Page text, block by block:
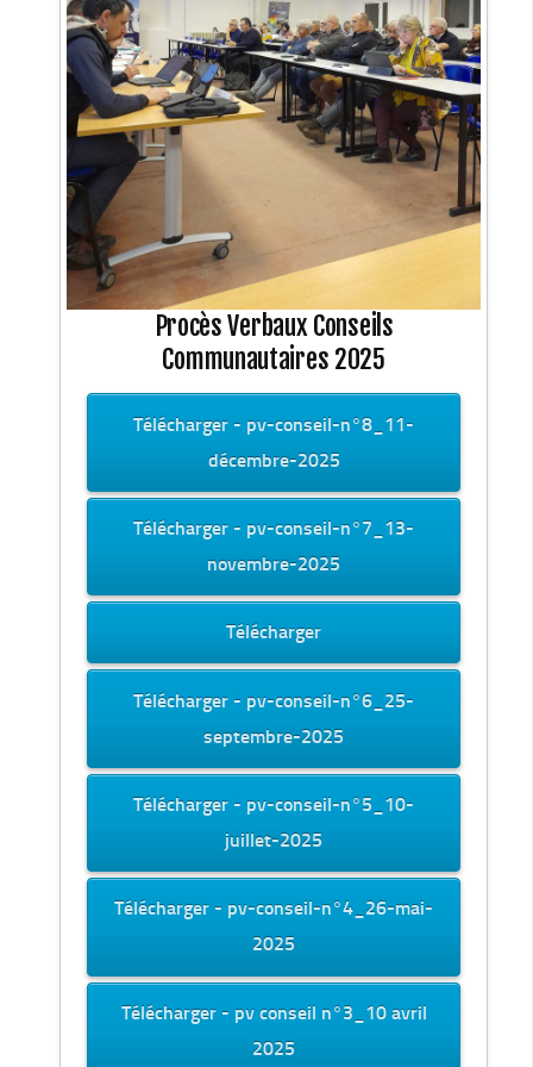
Plan Climat
Transition énergétique
Espace Conseil France Rénov’
Matheysine Rénovation : l’aide locale pour vos travaux
Certificats d’Economie d’Energie (CEE)
Logement
Eau & Assainissement
SPANC
Procès Verbaux Conseils
Communautaires 2025
Télécharger - pv-conseil-n°8_11-
décembre-2025
Télécharger - pv-conseil-n°7_13-
novembre-2025
Télécharger
Télécharger - pv-conseil-n°6_25-
septembre-2025
Télécharger - pv-conseil-n°5_10-
juillet-2025
Télécharger - pv-conseil-n°4_26-mai-
2025
Télécharger - pv conseil n°3_10 avril
2025